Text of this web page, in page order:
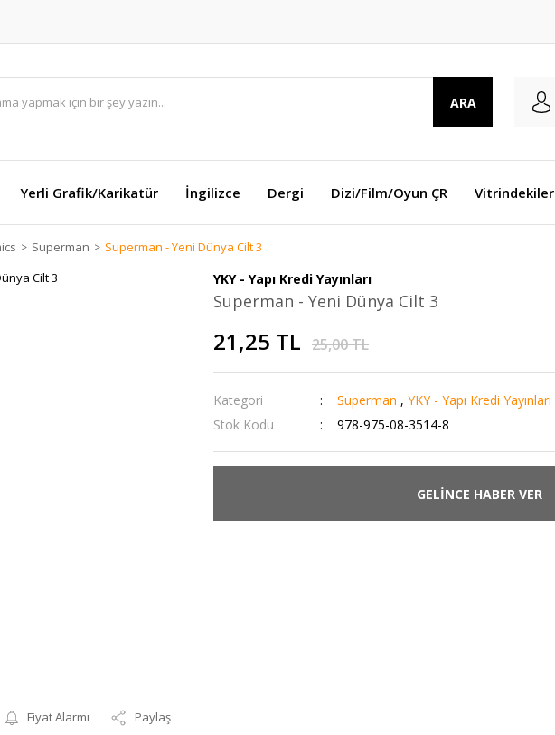
ARA
Yerli Grafik/Karikatür İngilizce Dergi Dizi/Film/Oyun ÇR Vitrindekiler
Superman Superman - Yeni Dünya Cilt 3
Fiyat Alarmı Paylaş
YKY - Yapı Kredi Yayınları
Superman - Yeni Dünya Cilt 3
21,25 TL 25,00 TL
Kategori Superman , YKY - Yapı Kredi Yayınları
Stok Kodu
978-975-08-3514-8
GELİNCE HABER VER